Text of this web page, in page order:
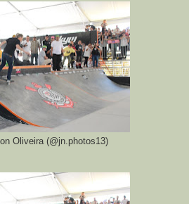
Oliveira (@jn.photos13)